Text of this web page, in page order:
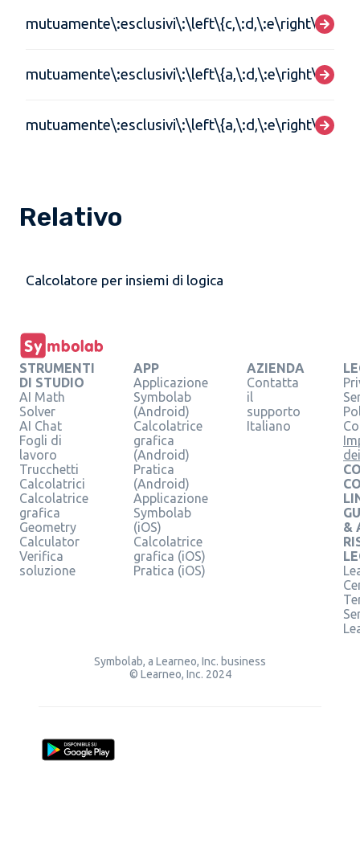
Relativo
Calcolatore per insiemi di logica
STRUMENTI
DI STUDIO
AI Math
Solver
AI Chat
Fogli di
lavoro
Trucchetti
Calcolatrici
Calcolatrice
grafica
Geometry
Calculator
Verifica
soluzione
APP
Applicazione
Symbolab
(Android)
Calcolatrice
grafica
(Android)
Pratica
(Android)
Applicazione
Symbolab
(iOS)
Calcolatrice
grafica (iOS)
Pratica (iOS)
AZIENDA
Contatta
il
supporto
Italiano
&
Symbolab, a Learneo, Inc. business
© Learneo, Inc. 2024